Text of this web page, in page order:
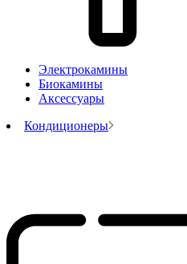
Электрокамины
Биокамины
Аксессуары
Кондиционеры